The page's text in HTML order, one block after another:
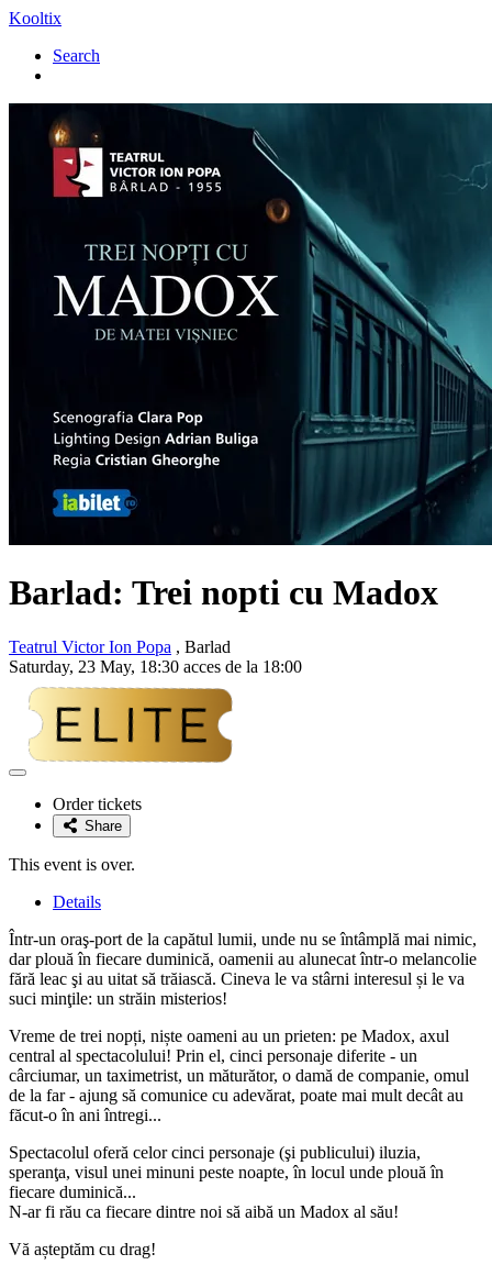
Kooltix
Search
Barlad: Trei nopti cu Madox
Teatrul Victor Ion Popa , Barlad
Saturday, 23 May, 18:30 acces de la 18:00
Adaugă
favoriteOrder tickets
Share
This event is over.
Details
Într-un oraş-port de la capătul lumii, unde nu se întâmplă mai nimic,
dar plouă în fiecare duminică, oamenii au alunecat într-o melancolie
fără leac şi au uitat să trăiască. Cineva le va stârni interesul și le va
suci minţile: un străin misterios!
Vreme de trei nopți, niște oameni au un prieten: pe Madox, axul
central al spectacolului! Prin el, cinci personaje diferite - un
cârciumar, un taximetrist, un măturător, o damă de companie, omul
de la far - ajung să comunice cu adevărat, poate mai mult decât au
făcut-o în ani întregi...
Spectacolul oferă celor cinci personaje (şi publicului) iluzia,
speranţa, visul unei minuni peste noapte, în locul unde plouă în
fiecare duminică...
N-ar fi rău ca fiecare dintre noi să aibă un Madox al său!
Vă așteptăm cu drag!